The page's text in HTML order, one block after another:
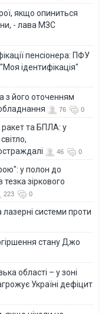
якщо опиниться
- лава МЗС
пенсіонера: ПФУ
ідентифікація"
з його оточенням
76 0
ракет та БПЛА: у
46 0
у полон до
зіркового
223 0
системи проти
стану Джо
області – у зоні
Україні дефіцит